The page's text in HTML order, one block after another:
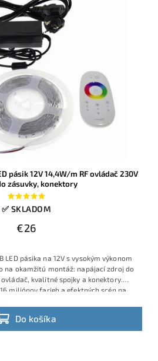
pásik 12V 14,4W/m RF ovládač 230V
zásuvky, konektory
✅ SKLADOM
€26
Do košíka
LED pásika na 12V s vysokým výkonom
na okamžitú montáž: napájací zdroj do
ovládač, kvalitné spojky a konektory.
miliónov farieb a efektných scén na
efekty v domácnosti.